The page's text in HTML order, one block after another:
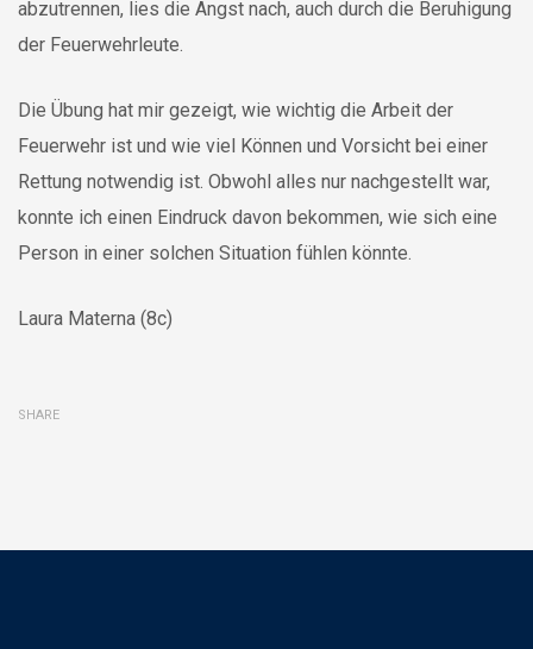
abzutrennen, lies die Angst nach, auch durch die Beruhigung
der Feuerwehrleute.
Die Übung hat mir gezeigt, wie wichtig die Arbeit der
Feuerwehr ist und wie viel Können und Vorsicht bei einer
Rettung notwendig ist. Obwohl alles nur nachgestellt war,
konnte ich einen Eindruck davon bekommen, wie sich eine
Person in einer solchen Situation fühlen könnte.
Laura Materna (8c)
SHARE